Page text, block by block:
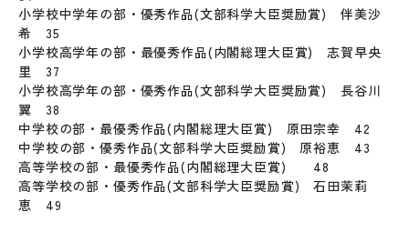
小学校中学年の部・優秀作品(文部科学大臣奨励賞) 伴美沙
希 35
小学校高学年の部・最優秀作品(内閣総理大臣賞) 志賀早央
里 37
小学校高学年の部・優秀作品(文部科学大臣奨励賞) 長谷川
翼 38
中学校の部・最優秀作品(内閣総理大臣賞) 原田宗幸 42
中学校の部・優秀作品(文部科学大臣奨励賞) 原裕恵 43
高等学校の部・最優秀作品(内閣総理大臣賞) 48
高等学校の部・優秀作品(文部科学大臣奨励賞) 石田茉莉
恵 49